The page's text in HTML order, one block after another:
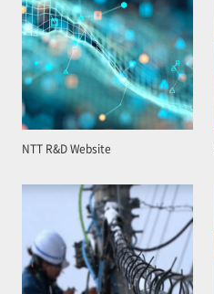
NTT R&D Website